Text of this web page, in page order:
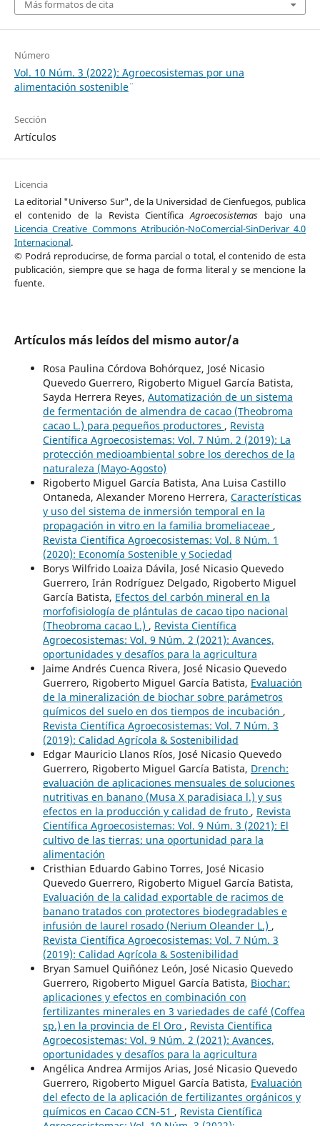
Más formatos de cita
Número
Vol. 10 Núm. 3 (2022): ¨Agroecosistemas por una
alimentación sostenible¨
Sección
Artículos
Licencia
La editorial "Universo Sur", de la Universidad de Cienfuegos, publica
el contenido de la Revista Científica Agroecosistemas bajo una
Licencia Creative Commons Atribución-NoComercial-SinDerivar 4.0
Internacional.
© Podrá reproducirse, de forma parcial o total, el contenido de esta
publicación, siempre que se haga de forma literal y se mencione la
fuente.
Artículos más leídos del mismo autor/a
Rosa Paulina Córdova Bohórquez, José Nicasio
Quevedo Guerrero, Rigoberto Miguel García Batista,
Sayda Herrera Reyes, Automatización de un sistema
de fermentación de almendra de cacao (Theobroma
cacao L.) para pequeños productores , Revista
Científica Agroecosistemas: Vol. 7 Núm. 2 (2019): La
protección medioambiental sobre los derechos de la
naturaleza (Mayo-Agosto)
Rigoberto Miguel García Batista, Ana Luisa Castillo
Ontaneda, Alexander Moreno Herrera, Características
y uso del sistema de inmersión temporal en la
propagación in vitro en la familia bromeliaceae ,
Revista Científica Agroecosistemas: Vol. 8 Núm. 1
(2020): Economía Sostenible y Sociedad
Borys Wilfrido Loaiza Dávila, José Nicasio Quevedo
Guerrero, Irán Rodríguez Delgado, Rigoberto Miguel
García Batista, Efectos del carbón mineral en la
morfofisiología de plántulas de cacao tipo nacional
(Theobroma cacao L.) , Revista Científica
Agroecosistemas: Vol. 9 Núm. 2 (2021): Avances,
oportunidades y desafíos para la agricultura
Jaime Andrés Cuenca Rivera, José Nicasio Quevedo
Guerrero, Rigoberto Miguel García Batista, Evaluación
de la mineralización de biochar sobre parámetros
químicos del suelo en dos tiempos de incubación ,
Revista Científica Agroecosistemas: Vol. 7 Núm. 3
(2019): Calidad Agrícola & Sostenibilidad
Edgar Mauricio Llanos Ríos, José Nicasio Quevedo
Guerrero, Rigoberto Miguel García Batista, Drench:
evaluación de aplicaciones mensuales de soluciones
nutritivas en banano (Musa X paradisiaca l.) y sus
efectos en la producción y calidad de fruto , Revista
Científica Agroecosistemas: Vol. 9 Núm. 3 (2021): El
cultivo de las tierras: una oportunidad para la
alimentación
Cristhian Eduardo Gabino Torres, José Nicasio
Quevedo Guerrero, Rigoberto Miguel García Batista,
Evaluación de la calidad exportable de racimos de
banano tratados con protectores biodegradables e
infusión de laurel rosado (Nerium Oleander L.) ,
Revista Científica Agroecosistemas: Vol. 7 Núm. 3
(2019): Calidad Agrícola & Sostenibilidad
Bryan Samuel Quiñónez León, José Nicasio Quevedo
Guerrero, Rigoberto Miguel García Batista, Biochar:
aplicaciones y efectos en combinación con
fertilizantes minerales en 3 variedades de café (Coffea
sp.) en la provincia de El Oro , Revista Científica
Agroecosistemas: Vol. 9 Núm. 2 (2021): Avances,
oportunidades y desafíos para la agricultura
Angélica Andrea Armijos Arias, José Nicasio Quevedo
Guerrero, Rigoberto Miguel García Batista, Evaluación
del efecto de la aplicación de fertilizantes orgánicos y
químicos en Cacao CCN-51 , Revista Científica